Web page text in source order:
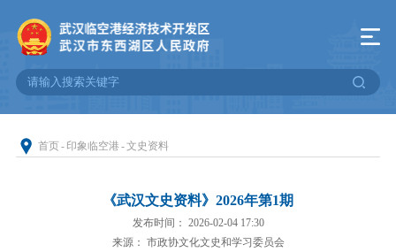
首页- 印象临空港 -文史资料
《武汉文史资料》2026年第1期
发布时间： 2026-02-04 17:30
来源： 市政协文化文史和学习委员会